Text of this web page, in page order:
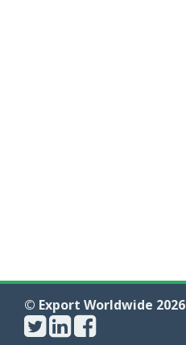
© Export Worldwide 2026